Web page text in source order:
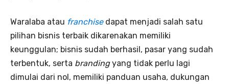
Waralaba atau franchisedapat menjadi salah satu
pilihan bisnis terbaik dikarenakan memiliki
keunggulan; bisnis sudah berhasil, pasar yang sudah
terbentuk, serta brandingyang tidak perlu lagi
dimulai dari nol, memiliki panduan usaha, dukungan